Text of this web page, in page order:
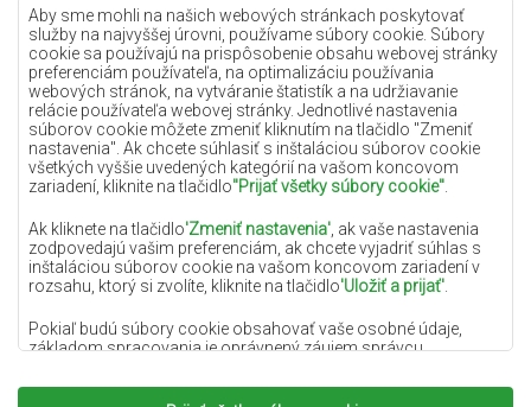
Aby sme mohli na našich webových stránkach poskytovať
služby na najvyššej úrovni, používame súbory cookie. Súbory
cookie sa používajú na prispôsobenie obsahu webovej stránky
preferenciám používateľa, na optimalizáciu používania
webových stránok, na vytváranie štatistík a na udržiavanie
relácie používateľa webovej stránky. Jednotlivé nastavenia
súborov cookie môžete zmeniť kliknutím na tlačidlo "Zmeniť
nastavenia". Ak chcete súhlasiť s inštaláciou súborov cookie
všetkých vyššie uvedených kategórií na vašom koncovom
zariadení, kliknite na tlačidlo"Prijať všetky súbory cookie"
Ak kliknete na tlačidlo'Zmeniť nastavenia' , ak vaše nastavenia
zodpovedajú vašim preferenciám, ak chcete vyjadriť súhlas s
inštaláciou súborov cookie na vašom koncovom zariadení v
rozsahu, ktorý si zvolíte, kliknite na tlačidlo'Uložiť a prijať'
Pokiaľ budú súbory cookie obsahovať vaše osobné údaje,
základom spracovania je oprávnený záujem správcu
podobe poskytovania vysokokvalitných služieb na našej
Lilac koberce
Žlté koberce
Mätové koberce
Modré koberce
Oranžové koberce
Ružové koberce
Šedé koberce
Terakotové koberce
Zelené koberce
Zlaté koberce